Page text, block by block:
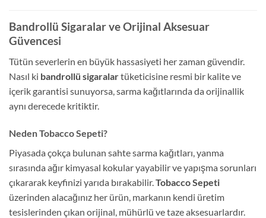
Bandrollü Sigaralar ve Orijinal Aksesuar
Güvencesi
Tütün severlerin en büyük hassasiyeti her zaman güvendir.
Nasıl ki bandrollü sigaralartüketicisine resmi bir kalite ve
içerik garantisi sunuyorsa, sarma kağıtlarında da orijinallik
aynı derecede kritiktir.
Neden Tobacco Sepeti?
Piyasada çokça bulunan sahte sarma kağıtları, yanma
sırasında ağır kimyasal kokular yayabilir ve yapışma sorunları
çıkararak keyfinizi yarıda bırakabilir. Tobacco Sepeti
üzerinden alacağınız her ürün, markanın kendi üretim
tesislerinden çıkan orijinal, mühürlü ve taze aksesuarlardır.